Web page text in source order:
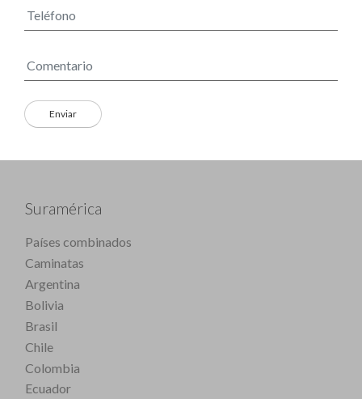
Suramérica
Países combinados
Caminatas
Argentina
Bolivia
Brasil
Chile
Colombia
Ecuador